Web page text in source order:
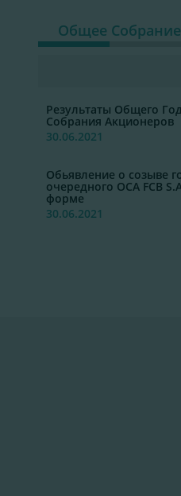
Общее
Результаты Общего
Собрания Акционеров
30.06.2021
Обьявление о созыве
очередного ОСА FCB
форме
30.06.2021